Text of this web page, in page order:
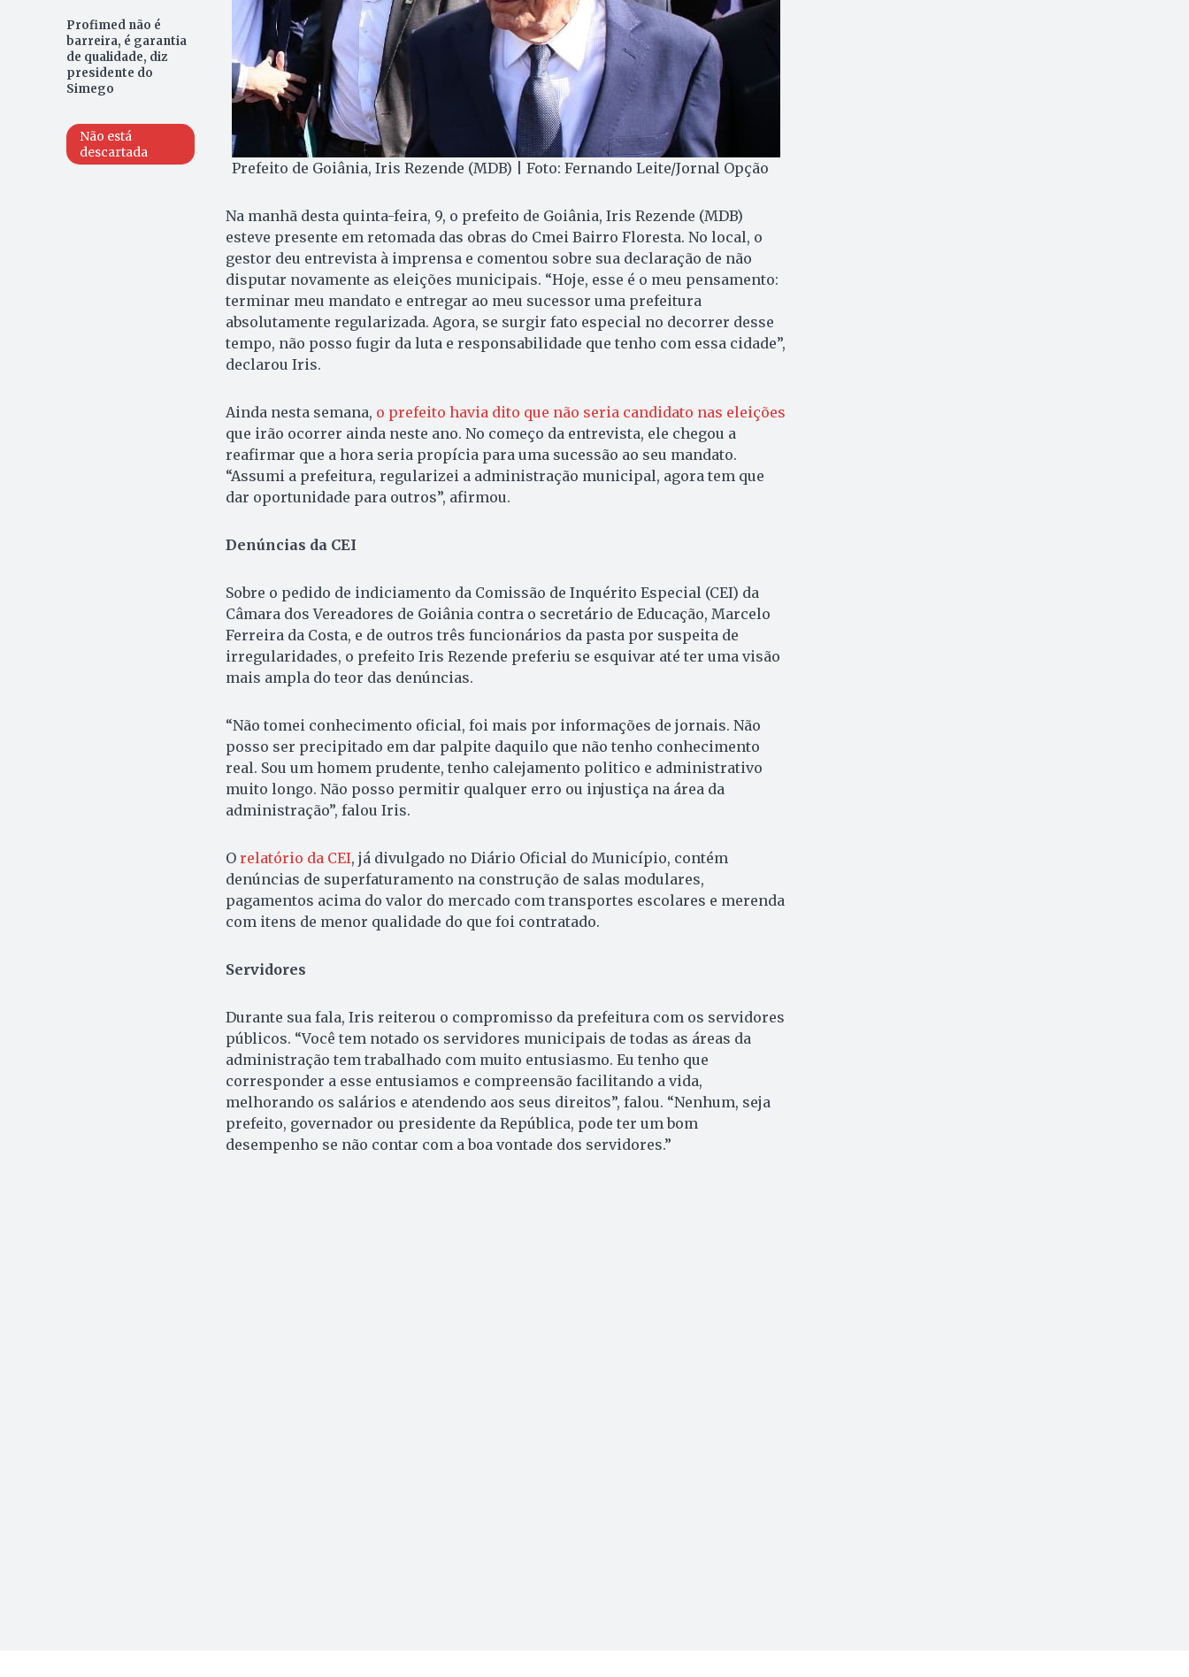
Profimed não é
barreira, é garantia
de qualidade, diz
presidente do
Simego
Não está
descartada
Prefeito de Goiânia, Iris Rezende (MDB) | Foto: Fernando Leite/Jornal Opção
Na manhã desta quinta-feira, 9, o prefeito de Goiânia, Iris Rezende (MDB)
esteve presente em retomada das obras do Cmei Bairro Floresta. No local, o
gestor deu entrevista à imprensa e comentou sobre sua declaração de não
disputar novamente as eleições municipais. “Hoje, esse é o meu pensamento:
terminar meu mandato e entregar ao meu sucessor uma prefeitura
absolutamente regularizada. Agora, se surgir fato especial no decorrer desse
tempo, não posso fugir da luta e responsabilidade que tenho com essa cidade”,
declarou Iris.
Ainda nesta semana, o prefeito havia dito que não seria candidato nas eleições
que irão ocorrer ainda neste ano. No começo da entrevista, ele chegou a
reafirmar que a hora seria propícia para uma sucessão ao seu mandato.
“Assumi a prefeitura, regularizei a administração municipal, agora tem que
dar oportunidade para outros”, afirmou.
Denúncias da CEI
Sobre o pedido de indiciamento da Comissão de Inquérito Especial (CEI) da
Câmara dos Vereadores de Goiânia contra o secretário de Educação, Marcelo
Ferreira da Costa, e de outros três funcionários da pasta por suspeita de
irregularidades, o prefeito Iris Rezende preferiu se esquivar até ter uma visão
mais ampla do teor das denúncias.
“Não tomei conhecimento oficial, foi mais por informações de jornais. Não
posso ser precipitado em dar palpite daquilo que não tenho conhecimento
real. Sou um homem prudente, tenho calejamento politico e administrativo
muito longo. Não posso permitir qualquer erro ou injustiça na área da
administração”, falou Iris.
Orelatório da CEI, já divulgado no Diário Oficial do Município, contém
denúncias de superfaturamento na construção de salas modulares,
pagamentos acima do valor do mercado com transportes escolares e merenda
com itens de menor qualidade do que foi contratado.
Servidores
Durante sua fala, Iris reiterou o compromisso da prefeitura com os servidores
públicos. “Você tem notado os servidores municipais de todas as áreas da
administração tem trabalhado com muito entusiasmo. Eu tenho que
corresponder a esse entusiamos e compreensão facilitando a vida,
melhorando os salários e atendendo aos seus direitos”, falou. “Nenhum, seja
prefeito, governador ou presidente da República, pode ter um bom
desempenho se não contar com a boa vontade dos servidores.”